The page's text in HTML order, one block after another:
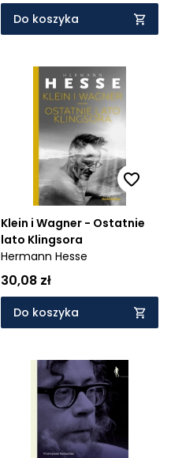
Do koszyka
Klein i Wagner - Ostatnie
lato Klingsora
Hermann Hesse
30,08 zł
Do koszyka